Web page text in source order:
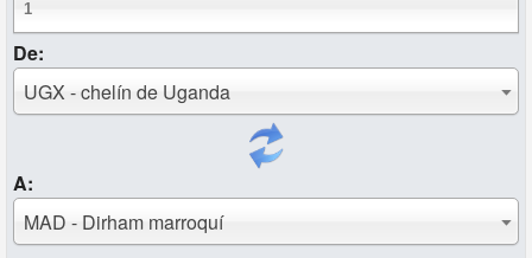
De:
UGX - chelín de Uganda
A:
MAD - Dirham marroquí